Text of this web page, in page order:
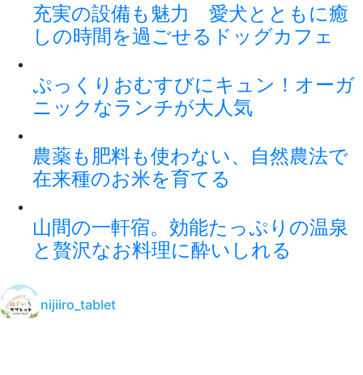
充実の設備も魅力 愛犬とともに癒
しの時間を過ごせるドッグカフェ
ぷっくりおむすびにキュン！オーガ
ニックなランチが大人気
農薬も肥料も使わない、自然農法で
在来種のお米を育てる
山間の一軒宿。効能たっぷりの温泉
と贅沢なお料理に酔いしれる
nijiiro_tablet